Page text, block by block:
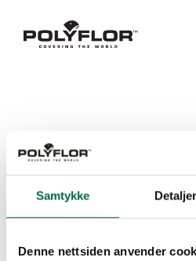
Samtykke Detaljer
Denne nettsiden anvender